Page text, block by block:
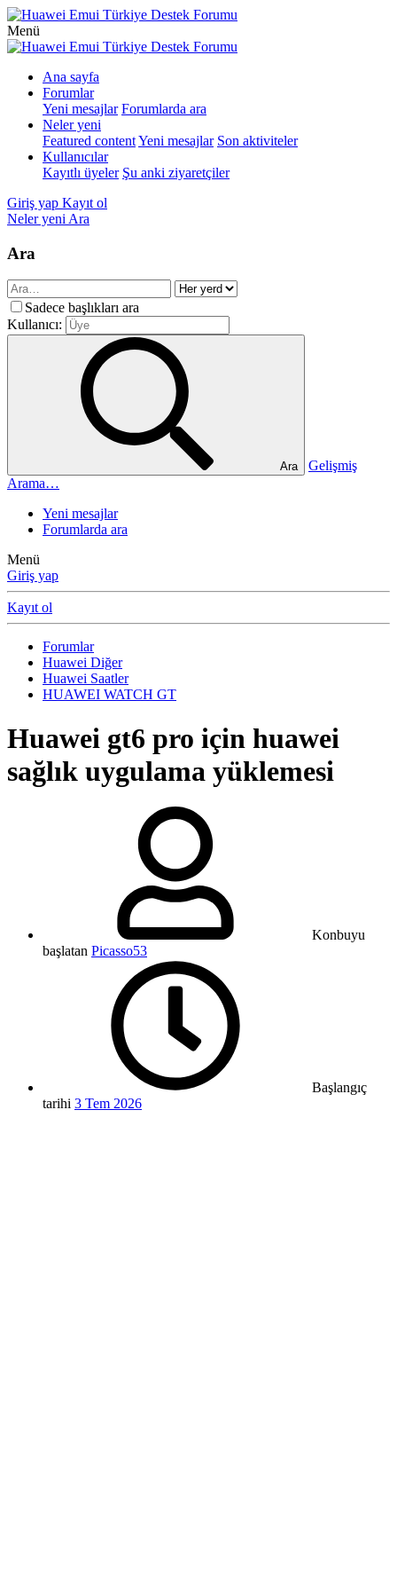
Menü
Ana sayfa
Forumlar
Yeni mesajlar Forumlarda ara
Neler yeni
Featured contentYeni mesajlar Son aktiviteler
Kullanıcılar
Kayıtlı üyeler Şu anki ziyaretçiler
Giriş yap Kayıt ol
Neler yeni Ara
Ara
Sadece başlıkları ara
Kullanıcı:
Ara
Gelişmiş
Arama…
Yeni mesajlar
Forumlarda ara
Menü
Giriş yap
Kayıt ol
Forumlar
Huawei Diğer
Huawei Saatler
HUAWEI WATCH GT
Huawei gt6 pro için huawei
sağlık uygulama yüklemesi
Konbuyu
başlatan Picasso53
Başlangıç
tarihi 3 Tem 2026